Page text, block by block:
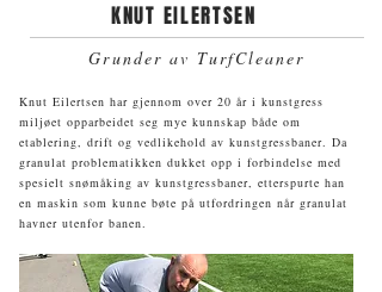
Grunder av TurfCleaner
Knut Eilertsen har gjennom over 20 år i kunstgress
miljøet opparbeidet seg mye kunnskap både om
etablering, drift og vedlikehold av kunstgressbaner. Da
granulat problematikken dukket opp i forbindelse med
spesielt snømåking av kunstgressbaner, etterspurte han
en maskin som kunne bøte på utfordringen når granulat
havner utenfor banen.
KNUT EILERTSEN